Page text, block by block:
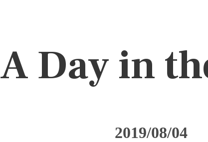
A Day in
2019/08/04